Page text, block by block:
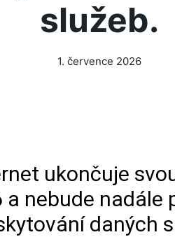
služeb.
1. července 2026
ukončuje
a nebude nadále
daných